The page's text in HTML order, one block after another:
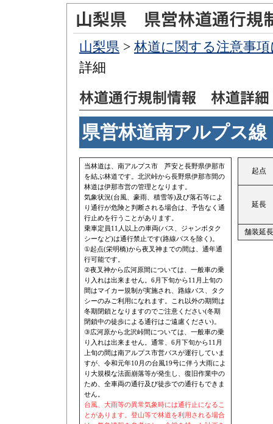
山梨県 > 林道に関する注意事
詳細
県営林道南アルプス線
当林道は、南アルプス市 芦安と長野県伊那市
を結ぶ林道です。北沢峠から長野県伊那市間の
林道は伊那市営の管理となります。
気象状況(台風、豪雨、積雪等)及び落石等によ
り通行が危険と判断される場合は、予告なく通
行止めを行うことがあります。
乗車定員11人以上の車両(バス、ジャンボタク
シーなど)は通行禁止です(路線バスを除く)。
①起点(栄明橋)から夜叉神までの間は、通年通
行可能です。
②夜叉神から広河原間については、一般車の乗
り入れは出来ません。6月下旬から11月上旬の
間はマイカー規制が実施され、路線バス、タク
シーのみご利用になれます。これ以外の期間は
冬期閉鎖となりますのでご注意ください(冬期
閉鎖中の徒歩による通行はご遠慮ください)。
③広河原から北沢峠間については、一般車の乗
り入れは出来ません。通常、6月下旬から11月
上旬の間は南アルプス市営バスが運行していま
すが、令和元年10月の台風19号に伴う大雨によ
り大規模な法面崩落等が発生し、復旧作業中の
ため、全車両の通行及び徒歩での通行もできま
せん。
台風、大雨等の異常気象時には通行止になるこ
とがあります。登山等で林道を利用される場合
起点
延長
舗装延長